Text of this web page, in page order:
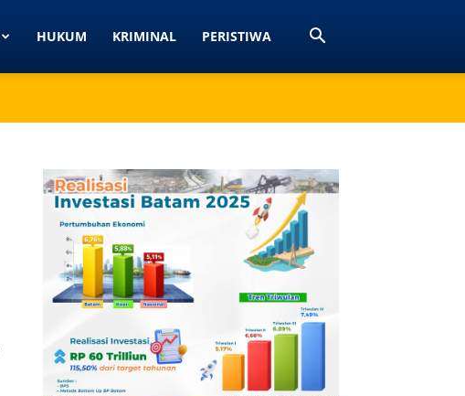
HUKUM KRIMINAL PERISTIWA